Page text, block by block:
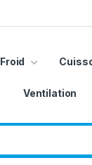
Froid
Ventilation